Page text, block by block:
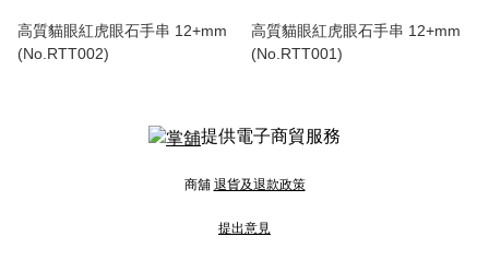
高質貓眼紅虎眼石手串 12+mm
(No.RTT002)
高質貓眼紅虎眼石手串 12+mm
(No.RTT001)
提供電子商貿服務
商舖 退貨及退款政策
提出意見